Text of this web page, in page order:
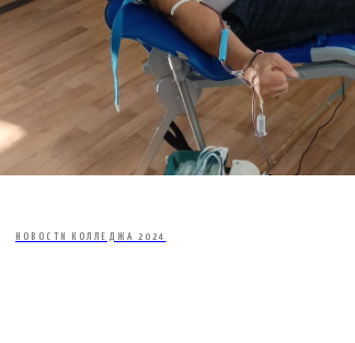
НОВОСТИ КОЛЛЕДЖА 2024